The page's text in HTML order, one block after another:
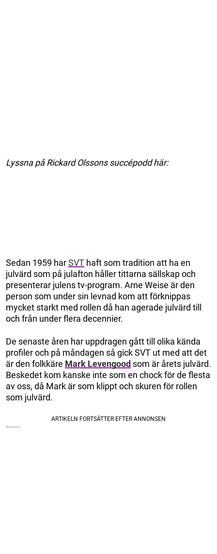
Lyssna på Rickard Olssons succépodd här:
Sedan 1959 harSVT haft som tradition att ha en
julvärd som på julafton håller tittarna sällskap och
presenterar julens tv-program. Arne Weise är den
person som under sin levnad kom att förknippas
mycket starkt med rollen då han agerade julvärd till
och från under flera decennier.
De senaste åren har uppdragen gått till olika kända
profiler och på måndagen så gick SVT ut med att det
är den folkkäre Mark Levengood som är årets julvärd.
Beskedet kom kanske inte som en chock för de flesta
av oss, då Mark är som klippt och skuren för rollen
som julvärd.